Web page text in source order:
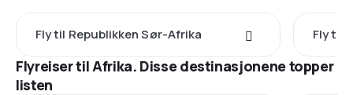
Fly til Republikken Sør-Afrika Fly til
Flyreiser til Afrika. Disse destinasjonene topper
listen